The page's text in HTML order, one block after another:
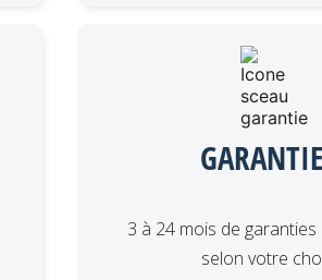
3 à 24 mois de
selon votre